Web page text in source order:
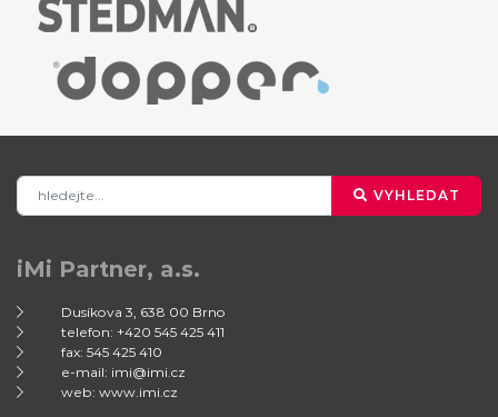
VYHLEDAT
iMi Partner, a.s.
Dusíkova 3, 638 00 Brno
telefon: +420 545 425 411
fax: 545 425 410
e-mail: imi@imi.cz
web: www.imi.cz